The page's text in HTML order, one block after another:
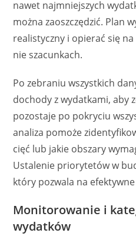
nawet najmniejszych
można zaoszczędzić. Plan
realistyczny i opierać się
nie szacunkach.
Po zebraniu wszystkich
dochody z wydatkami, aby
pozostaje po pokryciu
analiza pomoże
cięć lub jakie obszary
Ustalenie priorytetów w
który pozwala na
Monitorowanie i
wydatków